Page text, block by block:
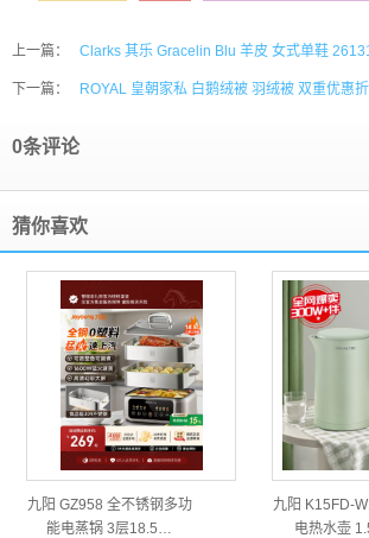
上一篇： Clarks 其乐 Gracelin Blu 羊皮 女式单鞋
下一篇： ROYAL 皇朝家私 白鹅绒被 羽绒被 双重优惠
0条评论
猜你喜欢
九阳 GZ958 全不锈钢多功
能电蒸锅 3层18.5…
九阳 K15FD-
电热水壶